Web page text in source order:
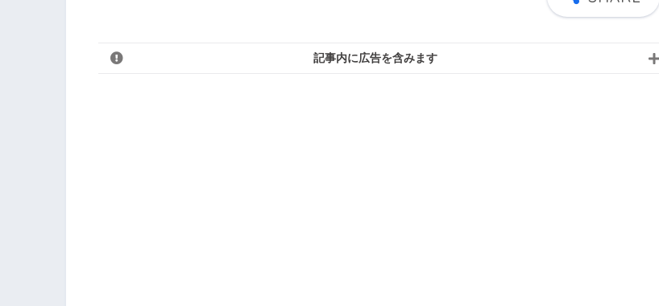
記事内に広告を含みます